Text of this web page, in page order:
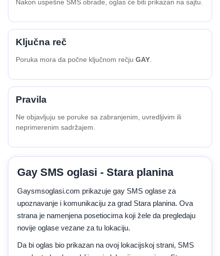
Nakon uspešne SMS obrade, oglas će biti prikazan na sajtu.
Ključna reč
Poruka mora da počne ključnom rečju GAY
Pravila
Ne objavljuju se poruke sa zabranjenim, uvredljivim ili
neprimerenim sadržajem.
Gay SMS oglasi - Stara planina
Gaysmsoglasi.com prikazuje gay SMS oglase za
upoznavanje i komunikaciju za grad Stara planina. Ova
strana je namenjena posetiocima koji žele da pregledaju
novije oglase vezane za tu lokaciju.
Da bi oglas bio prikazan na ovoj lokacijskoj strani, SMS